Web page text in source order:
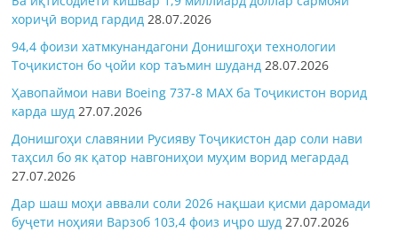
хориҷӣ ворид гардид 28.07.2026
94,4 фоизи хатмкунандагони Донишгоҳи технологии
Тоҷикистон бо ҷойи кор таъмин шуданд 28.07.2026
Ҳавопаймои нави Boeing 737-8 MAX ба Тоҷикистон ворид
карда шуд 27.07.2026
Донишгоҳи славянии Русияву Тоҷикистон дар соли нави
таҳсил бо як қатор навгониҳои муҳим ворид мегардад
27.07.2026
Дар шаш моҳи аввали соли 2026 нақшаи қисми даромади
буҷети ноҳияи Варзоб 103,4 фоиз иҷро шуд 27.07.2026